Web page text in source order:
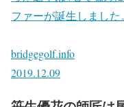
ファーが誕生しました。
bridgegolf.info
2019.12.09